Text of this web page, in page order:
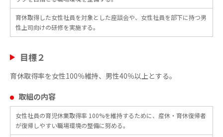
育休取得した女性社員を対象とした座談会や、女性社員を部下に持つ男
性上司向けの研修を実施する。
目標２
育休取得率を女性100％維持、男性40％以上とする。
取組の内容
女性社員の育児休業取得率 100%を維持するために、産休・育休復帰者
が復帰しやすい職場環境の整備に努める。